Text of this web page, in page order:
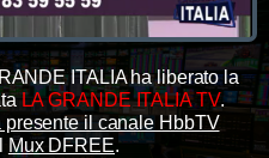
ITALIA ha liberato la
LA GRANDE ITALIA TV.
il canale HbbTV
Mux DFREE.